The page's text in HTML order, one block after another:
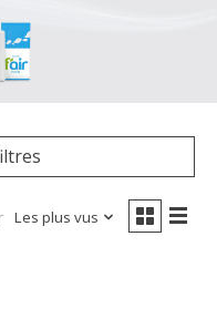
Les plus vus